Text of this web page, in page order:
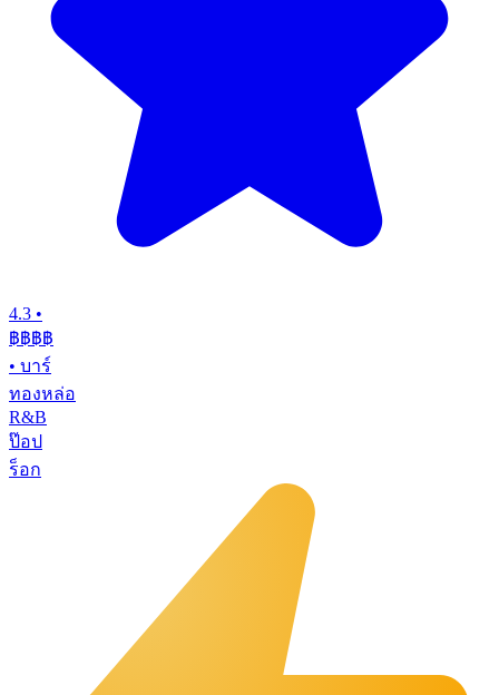
4.3 •
฿฿฿฿
• บาร์
ทองหล่อ
R&B
ป๊อป
ร็อก